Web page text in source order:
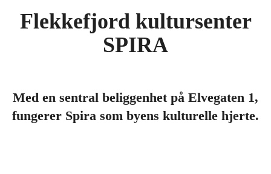
Flekkefjord kultursenter
SPIRA
Med en sentral beliggenhet på Elvegaten 1,
fungerer Spira som byens kulturelle hjerte.